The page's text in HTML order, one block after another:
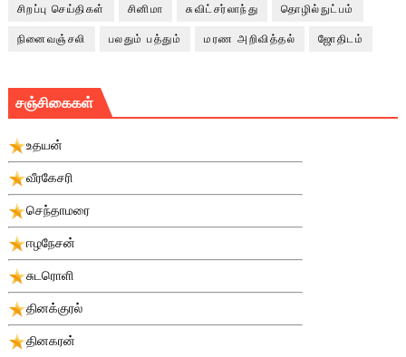
சிறப்பு செய்திகள் சினிமா சுவிட்சர்லாந்து தொழில்நுட்பம்
நினைவஞ்சலி பலதும் பத்தும் மரண அறிவித்தல் ஜோதிடம்
சஞ்சிகைகள்
உதயன்
வீரகேசரி
செந்தாமரை
ஈழநேசன்
சுடரொளி
தினக்குரல்
தினகரன்